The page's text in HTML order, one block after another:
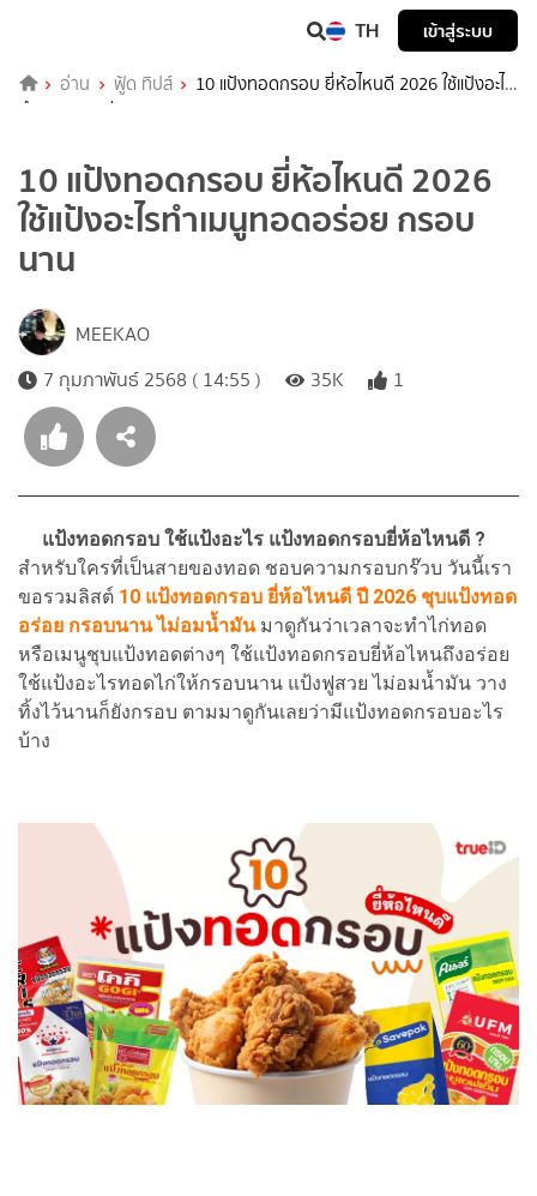
TH เข้าสู่ระบบ
อ่าน ฟู้ด ทิปส์
10 แป้งทอดกรอบ ยี่ห้อไหนดี 2026 ใช้แป้งอะไร
ทำเมนูทอดอร่อย กรอบนาน
10 แป้งทอดกรอบ ยี่ห้อไหนดี 2026
ใช้แป้งอะไรทำเมนูทอดอร่อย กรอบ
นาน
MEEKAO
7 กุมภาพันธ์ 2568 ( 14:55 )
35K 1
แป้งทอดกรอบ ใช้แป้งอะไร แป้งทอดกรอบยี่ห้อไหนดี ?
สำหรับใครที่เป็นสายของทอด ชอบความกรอบกร๊วบ วันนี้เรา
ขอรวมลิสต์ 10 แป้งทอดกรอบ ยี่ห้อไหนดี ปี 2026 ชุบแป้งทอด
อร่อย กรอบนาน ไม่อมน้ำมันมาดูกันว่าเวลาจะทำไก่ทอด
หรือเมนูชุบแป้งทอดต่างๆ ใช้แป้งทอดกรอบยี่ห้อไหนถึงอร่อย
ใช้แป้งอะไรทอดไก่ให้กรอบนาน แป้งฟูสวย ไม่อมน้ำมัน วาง
ทิ้งไว้นานก็ยังกรอบ ตามมาดูกันเลยว่ามีแป้งทอดกรอบอะไร
บ้าง